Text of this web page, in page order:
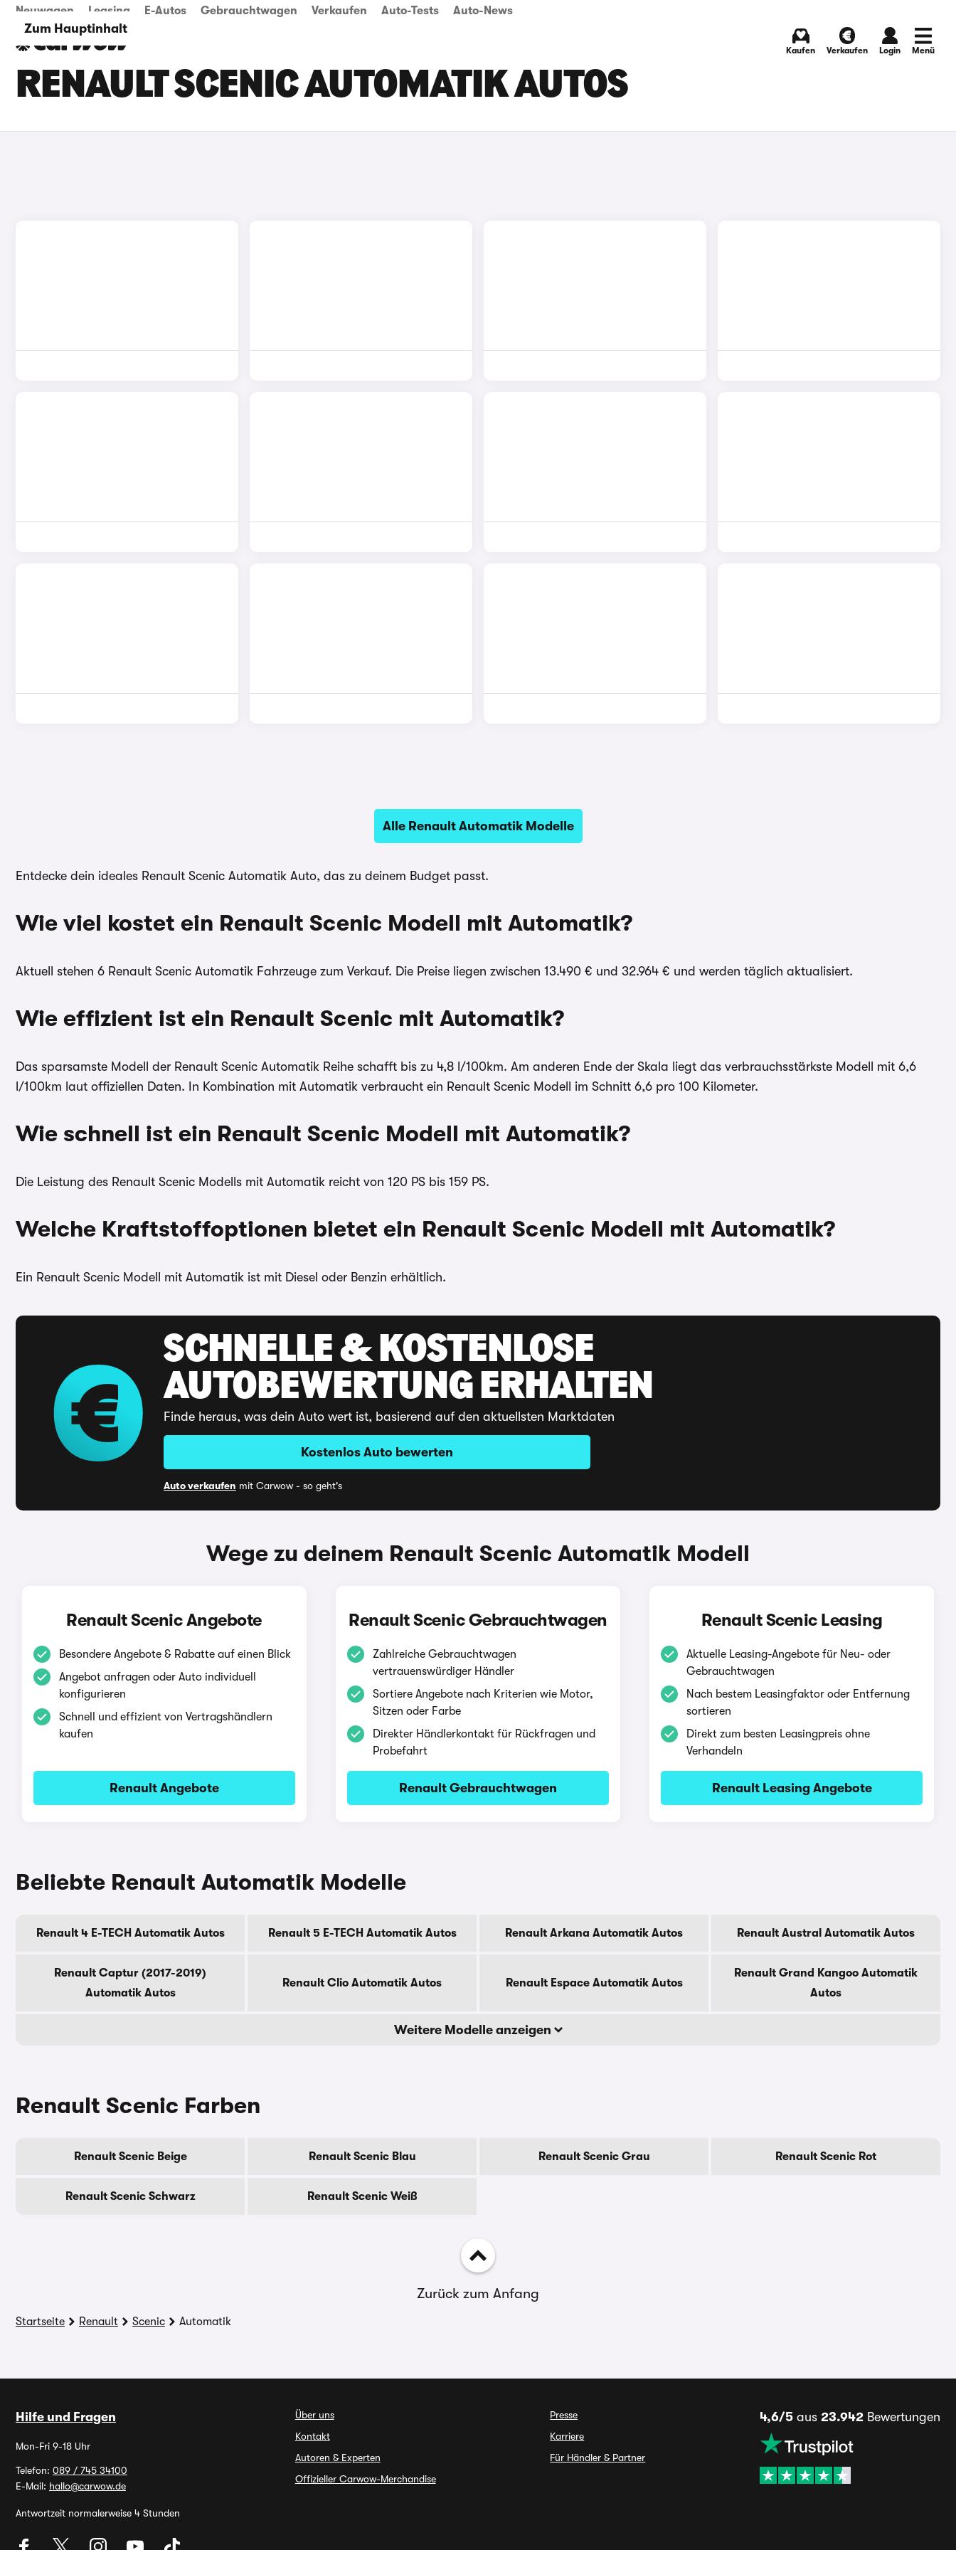
Zum Hauptinhalt
Neuwagen Leasing E-Autos Gebrauchtwagen Verkaufen Auto-Tests Auto-News
Kaufen Verkaufen Login Menü
RENAULT SCENIC AUTOMATIK AUTOS
Alle Renault Automatik Modelle
Entdecke dein ideales Renault Scenic Automatik Auto, das zu deinem Budget passt.
Wie viel kostet ein Renault Scenic Modell mit Automatik?
Aktuell stehen 6 Renault Scenic Automatik Fahrzeuge zum Verkauf. Die Preise liegen zwischen 13.490 € und 32.964 € und werden täglich aktualisiert.
Wie effizient ist ein Renault Scenic mit Automatik?
Das sparsamste Modell der Renault Scenic Automatik Reihe schafft bis zu 4,8 l/100km. Am anderen Ende der Skala liegt das verbrauchsstärkste Modell mit 6,6
l/100km laut offiziellen Daten. In Kombination mit Automatik verbraucht ein Renault Scenic Modell im Schnitt 6,6 pro 100 Kilometer.
Wie schnell ist ein Renault Scenic Modell mit Automatik?
Die Leistung des Renault Scenic Modells mit Automatik reicht von 120 PS bis 159 PS.
Welche Kraftstoffoptionen bietet ein Renault Scenic Modell mit Automatik?
Ein Renault Scenic Modell mit Automatik ist mit Diesel oder Benzin erhältlich.
SCHNELLE & KOSTENLOSE
AUTOBEWERTUNG ERHALTEN
Finde heraus, was dein Auto wert ist, basierend auf den aktuellsten Marktdaten
Kostenlos Auto bewerten
Auto verkaufen mit Carwow - so geht's
Wege zu deinem Renault Scenic Automatik Modell
Renault Scenic Angebote
Besondere Angebote & Rabatte auf einen Blick
Angebot anfragen oder Auto individuell
konfigurieren
Schnell und effizient von Vertragshändlern
kaufen
Renault Angebote
Renault Scenic Gebrauchtwagen
Zahlreiche Gebrauchtwagen
vertrauenswürdiger Händler
Sortiere Angebote nach Kriterien wie Motor,
Sitzen oder Farbe
Direkter Händlerkontakt für Rückfragen und
Probefahrt
Renault Gebrauchtwagen
Renault Scenic Leasing
Aktuelle Leasing-Angebote für Neu- oder
Gebrauchtwagen
Nach bestem Leasingfaktor oder Entfernung
sortieren
Direkt zum besten Leasingpreis ohne
Verhandeln
Renault Leasing Angebote
Beliebte Renault Automatik Modelle
Renault 4 E-TECH Automatik Autos Renault 5 E-TECH Automatik Autos Renault Arkana Automatik Autos Renault Austral Automatik Autos
Renault Captur (2017-2019)
Automatik Autos
Renault Clio Automatik Autos Renault Espace Automatik Autos
Renault Grand Kangoo Automatik
Autos
Weitere Modelle anzeigen
Renault Scenic Farben
Renault Scenic Beige Renault Scenic Blau Renault Scenic Grau Renault Scenic Rot
Renault Scenic Schwarz Renault Scenic Weiß
Zurück zum Anfang
Startseite Renault Scenic Automatik
Hilfe und Fragen
Mon-Fri 9-18 Uhr
Telefon: 089 / 745 34100
E-Mail: hallo@carwow.de
Antwortzeit normalerweise 4 Stunden
Über uns
Kontakt
Autoren & Experten
Offizieller Carwow-Merchandise
Presse
Karriere
Für Händler & Partner
4,6/5aus 23.942Bewertungen